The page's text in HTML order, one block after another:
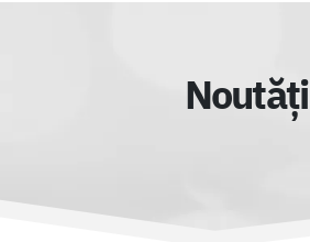
Noutăți